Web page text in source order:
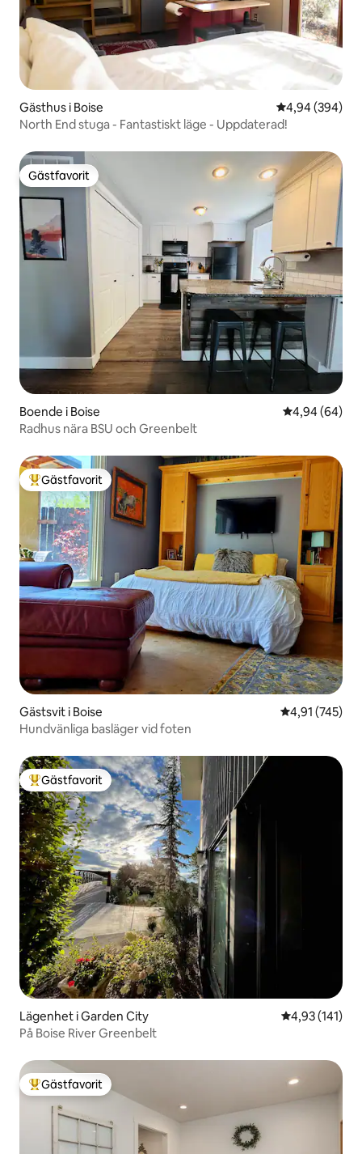
Gästhus i Boise 4,94 av 5 i
4,94 (394)
North End stuga - Fantastiskt läge - Uppdaterad!
Gästfavorit
Gästfavorit
Boende i Boise 4,94 av 5 i
4,94 (64)
Radhus nära BSU och Greenbelt
Populär gästfavorit
Gästfavorit
Gästsvit i Boise 4,91 av 5 i
4,91 (745)
Hundvänliga basläger vid foten
Populär gästfavorit
Gästfavorit
Lägenhet i Garden City 4,93 av 5 i
4,93 (141)
På Boise River Greenbelt
Populär gästfavorit
Gästfavorit